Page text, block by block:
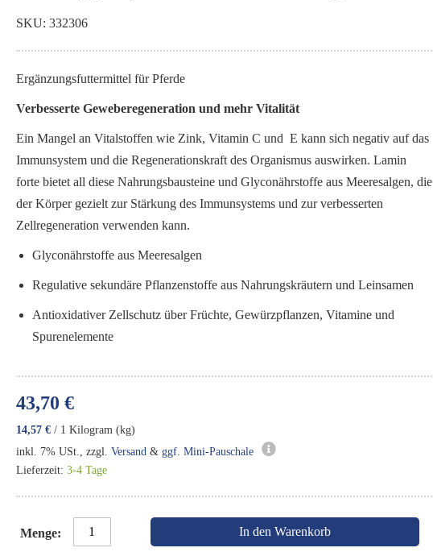
43,70 €
14,57 € / 1 Kilogram (kg)
inkl. 7% USt., zzgl. Versand& ggf. Mini-Pauschale
Lieferzeit: 3-4 Tage
Menge In den Warenkorb
Ergänzungsfuttermittel für Pferde
Verbesserte Geweberegeneration und mehr Vitalität
Ein Mangel an Vitalstoffen wie Zink, Vitamin C und E kann sich negativ auf das
Immunsystem und die Regenerationskraft des Organismus auswirken. Lamin
forte bietet all diese Nahrungsbausteine und Glyconährstoffe aus Meeresalgen, die
der Körper gezielt zur Stärkung des Immunsystems und zur verbesserten
Zellregeneration verwenden kann.
Glyconährstoffe aus Meeresalgen
Regulative sekundäre Pflanzenstoffe aus Nahrungskräutern und Leinsamen
Antioxidativer Zellschutz über Früchte, Gewürzpflanzen, Vitamine und
Spurenelemente
SKU 332306